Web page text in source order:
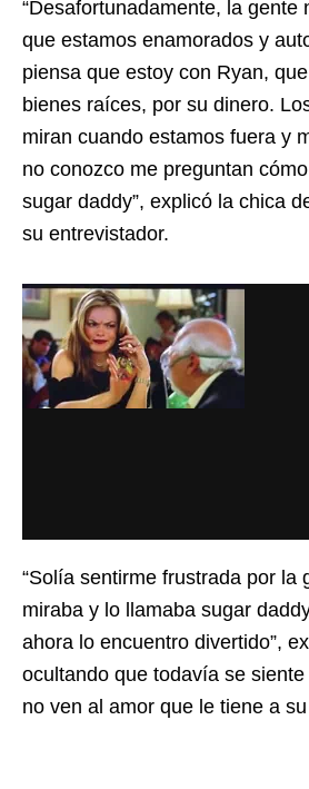
“Desafortunadamente, la gente
que estamos enamorados y
piensa que estoy con Ryan,
bienes raíces, por su dinero.
miran cuando estamos fuera y
no conozco me preguntan
sugar daddy”, explicó la chica
su entrevistador.
“Solía ​​sentirme frustrada por la
miraba y lo llamaba sugar
ahora lo encuentro divertido”,
ocultando que todavía se
no ven al amor que le tiene a